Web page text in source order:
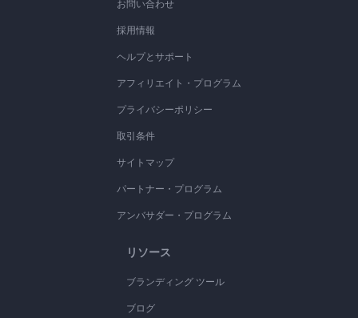
お問い合わせ
採用情報
ヘルプとサポート
アフィリエイト・プログラム
プライバシーポリシー
取引条件
サイトマップ
パートナー・プログラム
アンバサダー・プログラム
リソース
ブランディング ツール
ブログ